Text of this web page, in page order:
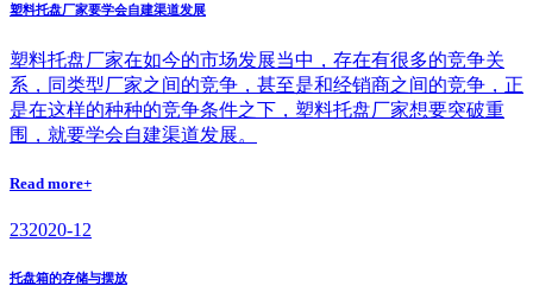
塑料托盘厂家要学会自建渠道发展
塑料托盘厂家在如今的市场发展当中，存在有很多的竞争关
系，同类型厂家之间的竞争，甚至是和经销商之间的竞争，正
是在这样的种种的竞争条件之下，塑料托盘厂家想要突破重
围，就要学会自建渠道发展。
Read more+
232020-12
托盘箱的存储与摆放